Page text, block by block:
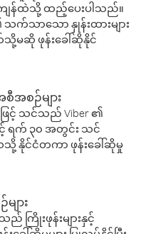
န်ထဲသို့ ထည့်ပေးပါသည်။
က်သာသော နှုန်းထားများ
သို့မဆို ဖုန်းခေါ်ဆိုနိုင်
အစဉ်များ
ြင့် သင်သည် Viber ၏
င့် ရက် ၃၀ အတွင်း သင်
နိုင်ငံတကာ ဖုန်းခေါ်ဆိုမှု
ျား
ကြိုးဖုန်းများနှင့်